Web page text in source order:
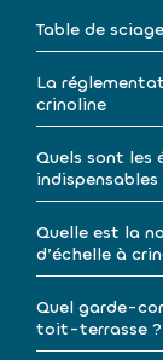
Table de sciage
La
crinoline
Quels sont
indispensables
Quelle est la
d’échelle à
Quel garde-
toit-terrasse ?